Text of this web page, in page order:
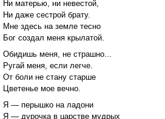
Ни матерью, ни невестой,
Ни даже сестрой брату.
Мне здесь на земле тесно
Бог создал меня крылатой.
Обидишь меня, не страшно...
Ругай меня, если легче.
От боли не стану старше
Цветенье мое вечно.
Я — перышко на ладони
Я — дурочка в царстве мудрых